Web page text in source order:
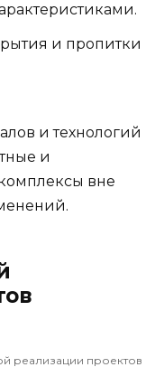
и пропитки
и технологий
и
вне